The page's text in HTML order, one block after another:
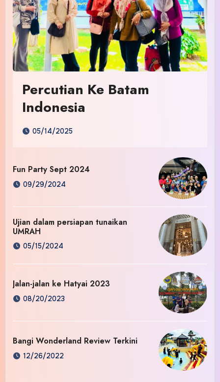
Percutian Ke Batam
Indonesia
05/14/2025
Fun Party Sept 2024
09/29/2024
Ujian dalam persiapan tunaikan
UMRAH
05/15/2024
Jalan-jalan ke Hatyai 2023
08/20/2023
Bangi Wonderland Review Terkini
12/26/2022